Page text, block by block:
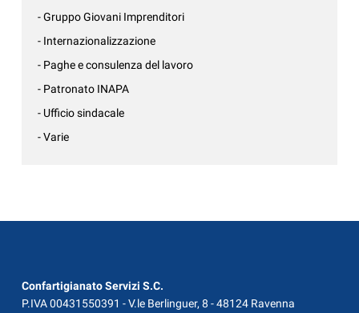
- Gruppo Giovani Imprenditori
- Internazionalizzazione
- Paghe e consulenza del lavoro
- Patronato INAPA
- Ufficio sindacale
- Varie
Confartigianato Servizi S.C.
P.IVA 00431550391 - V.le Berlinguer, 8 - 48124 Ravenna